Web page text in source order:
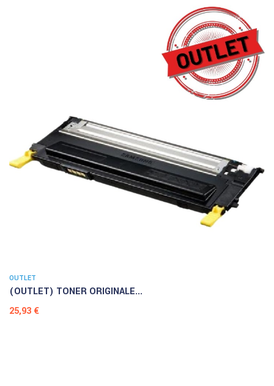
OUTLET
(OUTLET) TONER ORIGINALE...
Prezzo
25,93 €